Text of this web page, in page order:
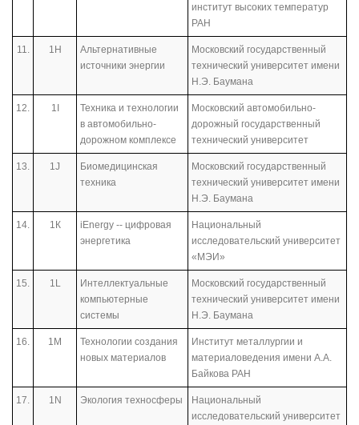
институт высоких температур
РАН
11. 1Н
Альтернативные
источники энергии
Московский государственный
технический университет имени
Н.Э. Баумана
12. 1I
Техника и технологии
в автомобильно-
дорожном комплексе
Московский автомобильно-
дорожный государственный
технический университет
13. 1J
Биомедицинская
техника
Московский государственный
технический университет имени
Н.Э. Баумана
14. 1К
iEnergy -- цифровая
энергетика
Национальный
исследовательский университет
«МЭИ»
15. 1L
Интеллектуальные
компьютерные
системы
Московский государственный
технический университет имени
Н.Э. Баумана
16. 1М
Технологии создания
новых материалов
Институт металлургии и
материаловедения имени А.А.
Байкова РАН
17. 1N Экология техносферы
Национальный
исследовательский университет